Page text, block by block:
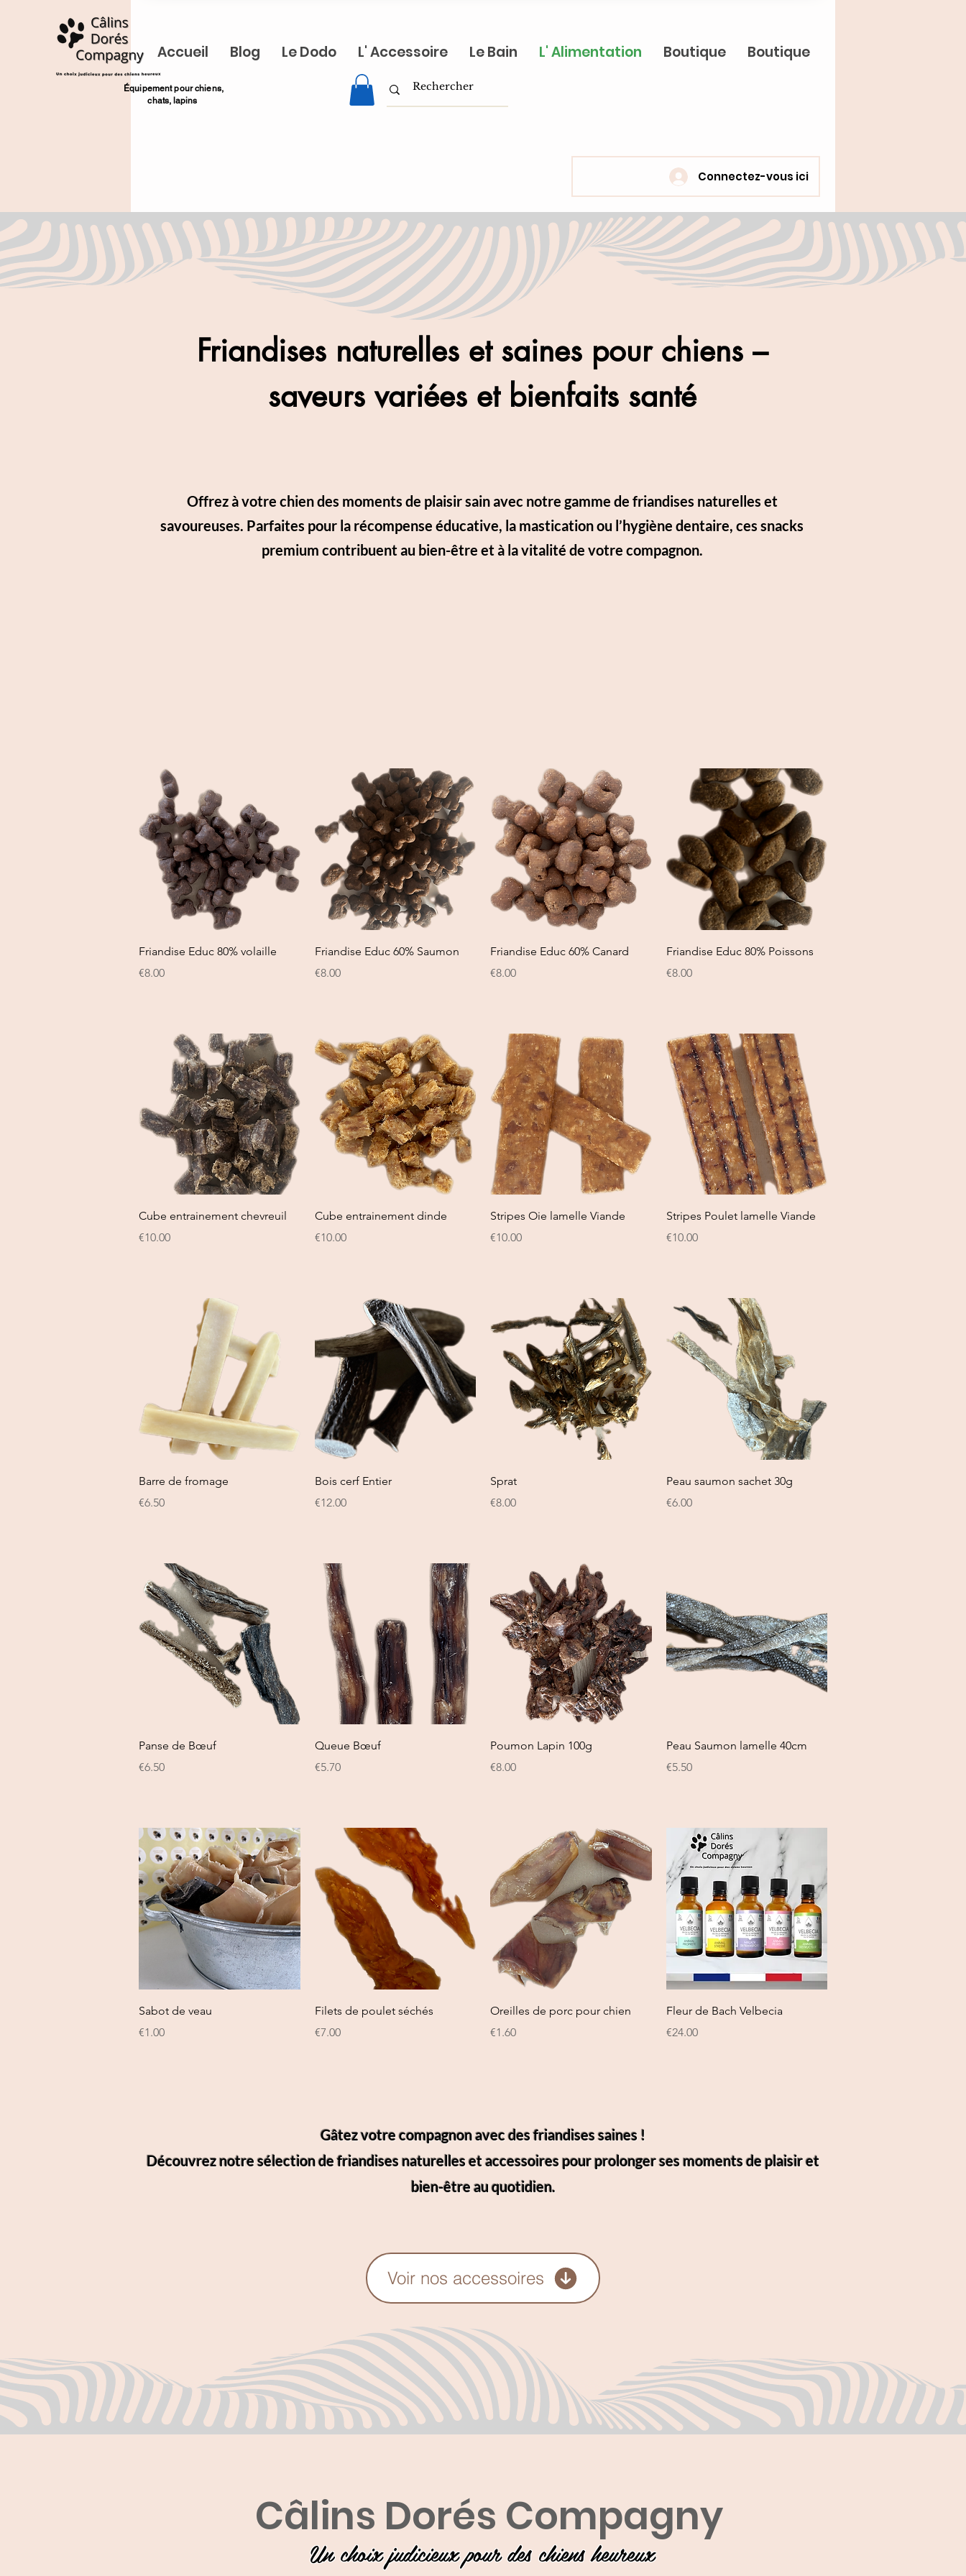
Accueil Blog Le Dodo L' Accessoire Le Bain L' Alimentation Boutique Boutique
​Équipement pour chiens,
chats, lapins
Connectez-vous ici
Friandises naturelles et saines pour chiens –
saveurs variées et bienfaits santé
Offrez à votre chien des moments de plaisir sain avec notre gamme de friandises naturelles et
savoureuses. Parfaites pour la récompense éducative, la mastication ou l’hygiène dentaire, ces snacks
premium contribuent au bien-être et à la vitalité de votre compagnon.
Quick View
Friandise Educ 80% volaille
Price
€8.00
Quick View
Friandise Educ 60% Saumon
Price
€8.00
Quick View
Friandise Educ 60% Canard
Price
€8.00
Quick View
Friandise Educ 80% Poissons
Price
€8.00
Quick View
Cube entrainement chevreuil
Price
€10.00
Quick View
Cube entrainement dinde
Price
€10.00
Quick View
Stripes Oie lamelle Viande
Price
€10.00
Quick View
Stripes Poulet lamelle Viande
Price
€10.00
Quick View
Barre de fromage
Price
€6.50
Quick View
Bois cerf Entier
Price
€12.00
Sprat
Price
€8.00
Quick View
Peau saumon sachet 30g
Price
€6.00
Quick View
Panse de Bœuf
Price
€6.50
Quick View
Queue Bœuf
Price
€5.70
Quick View
Poumon Lapin 100g
Price
€8.00
Quick View
Peau Saumon lamelle 40cm
Price
€5.50
Quick View
Sabot de veau
Price
€1.00
Quick View
Filets de poulet séchés
Price
€7.00
Quick View
Oreilles de porc pour chien
Price
€1.60
Quick View
Fleur de Bach Velbecia
Price
€24.00
Gâtez votre compagnon avec des friandises saines !
Découvrez notre sélection de friandises naturelles et accessoires pour prolonger ses moments de plaisir et
bien-être au quotidien.
Voir nos accessoires
Câlins Dorés Compagny
Un choix judicieux pour des chiens heureux